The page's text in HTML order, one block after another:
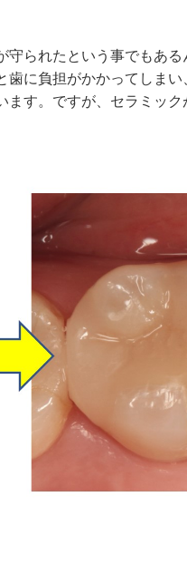
られたという事でもある
に負担がかかってしま
す。ですが、セラミッ